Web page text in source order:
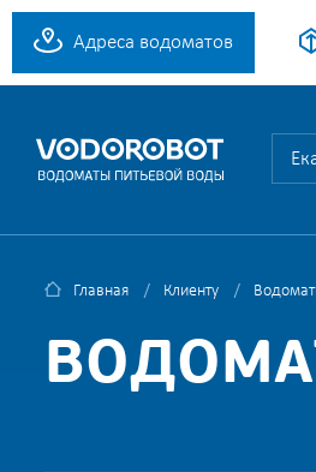
Адреса водоматов
Главная Клиенту